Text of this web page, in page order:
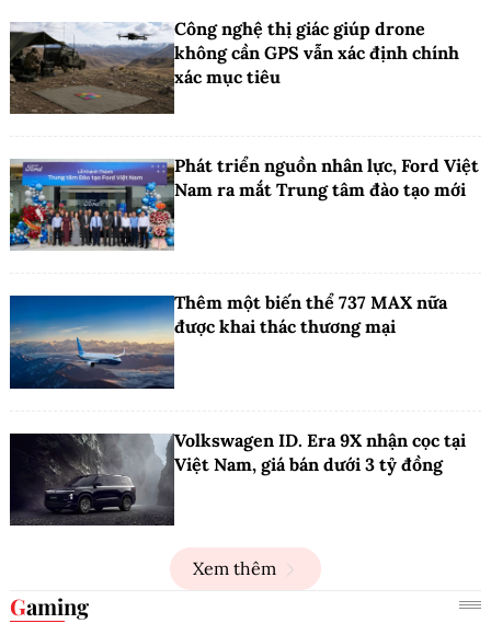
Công nghệ thị giác giúp drone
không cần GPS vẫn xác định chính
xác mục tiêu
Phát triển nguồn nhân lực, Ford Việt
Nam ra mắt Trung tâm đào tạo mới
Thêm một biến thể 737 MAX nữa
được khai thác thương mại
Volkswagen ID. Era 9X nhận cọc tại
Việt Nam, giá bán dưới 3 tỷ đồng
Xem thêm
Gaming